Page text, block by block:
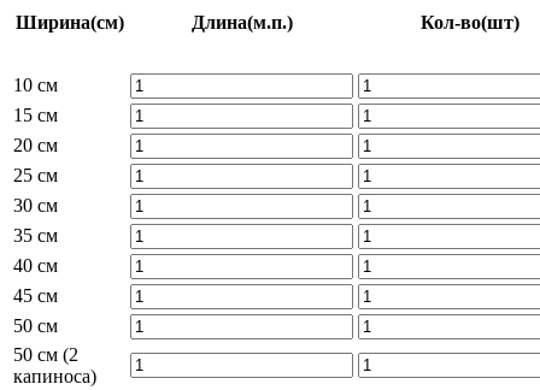
Ширина(см) Длина(м.п.) Кол-во(шт)
10 см
15 см
20 см
25 см
30 см
35 см
40 см
45 см
50 см
50 см (2
капиноса)